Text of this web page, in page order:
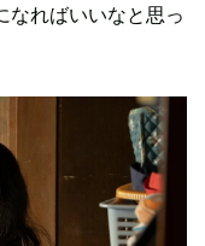
なればいいなと思っ